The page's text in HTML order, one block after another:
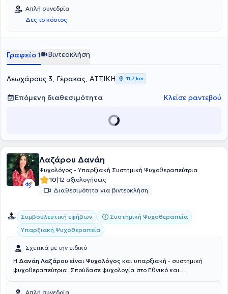
Counselling) και μετεκπαίδευση στη Γνωσιακή Συμπεριφοριστική
Ψυχοθεραπεία (MSc Cognitive Behavioural Psychotherapy) στο
University of Central Lancashire. Τέλος, εξειδικεύεται στη
συμβουλευτική και ψυχοθεραπεία με ΛΟΑΤΚΙ+ άτομα.
Απλή συνεδρία
Δες το κόστος
Γραφείο 1 Βιντεοκλήση
Λεωχάρους 3, Γέρακας, ΑΤΤΙΚΗ 11,7 km
Επόμενη διαθεσιμότητα Κλείσε ραντεβού
Λαζάρου Δανάη
Ψυχολόγος - Υπαρξιακή Συστημική Ψυχοθεραπεύτρια
10|12 αξιολογήσεις
Διαθεσιμότητα για βιντεοκλήση
Συμβουλευτική εφήβων
Συστημική Ψυχοθεραπεία
Υπαρξιακή Ψυχοθεραπεία
Σχετικά με την ειδικό
Η Δανάη Λαζάρου είναι Ψυχολόγος και υπαρξιακή - συστημική
ψυχοθεραπεύτρια. Σπούδασε ψυχολογία στο Εθνικό και
Ψυχολογία του Παιδιού και του Εφήβου, καθώς και στην Ψυχολογία
Απλή συνεδρία